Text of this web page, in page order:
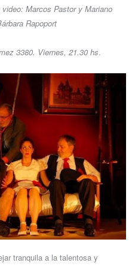
Marcos Pastor y Mariano
Rapoport
3380. Viernes, 21.30 hs.
tranquila a la talentosa y